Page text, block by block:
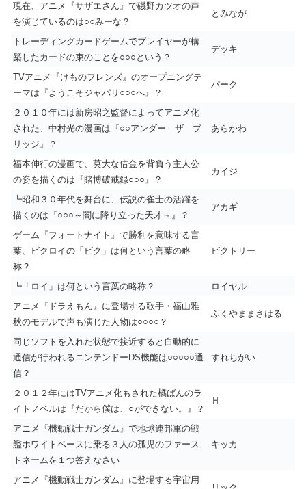
現在、アニメ『サザエさん』で磯野カツオの声
を演じているのは○○みーな？
とみなが
トレーディングカードゲームでプレイヤーが構
築したカードの束のことを○○○という？
デッキ
TVアニメ『けものフレンズ』のオープニングテ
ーマは『ようこそジャパリ○○○へ』？
パーク
２０１０年には新房昭之監督によってアニメ化
された、中村光の漫画は『○○アンダー ザ ブ
リッジ』？
あらかわ
福本伸行の漫画で、莫大な借金を背負う主人公
の姿を描くのは『賭博破戒録○○○』？
カイジ
┗昭和３０年代を舞台に、伝説の雀士の活躍を
描くのは『○○○～闇に降り立った天才～』？
アカギ
ゲーム『フォートナイト』で勝利を意味する言
葉、ビクロイの「ビク」は何という言葉の略
称？
ビクトリー
┗「ロイ」は何という言葉の略称？
ロイヤル
アニメ『ドラえもん』に登場する歌手・福山雅
秋のモデルで声も演じた人物は○○○○？
ふくやままさはる
同じソフトを入れた状態で接近すると自動的に
通信が行われるニンテンドーDS機能は○○○○○通
信？
すれちがい
２０１２年にはTVアニメ化もされた橘ばんのラ
イトノベルは『だから僕は、○ができない。』？
Ｈ
アニメ『機動戦士ガンダム』で地球連邦軍の戦
艦ホワイトベースに乗る３人の孤児のファース
トネームを１つ答えなさい
キッカ
アニメ『機動戦士ガンダム』に登場する宇宙用